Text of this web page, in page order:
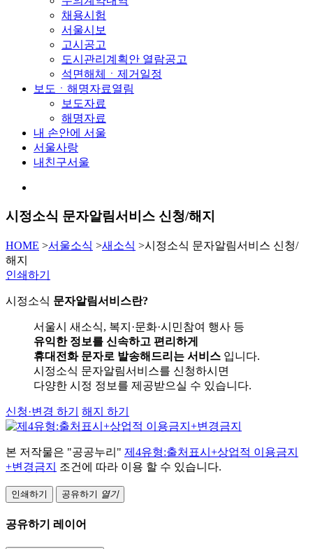
채용시험
서울시보
고시공고
도시관리계획안 열람공고
석면해체ㆍ제거일정
보도ㆍ해명자료열림
보도자료
해명자료
내 손안에 서울
서울사랑
내친구서울
시정소식 문자알림서비스 신청/해지
HOME >서울소식 >새소식 >시정소식 문자알림서비스 신청/
해지
인쇄하기
시정소식 문자알림서비스란?
서울시 새소식, 복지·문화·시민참여 행사 등
유익한 정보를 신속하고 편리하게
휴대전화 문자로 발송해드리는 서비스 입니다.
시정소식 문자알림서비스를 신청하시면
다양한 시정 정보를 제공받으실 수 있습니다.
신청·변경 하기 해지 하기
본 저작물은 "공공누리" 제4유형:출처표시+상업적 이용금지
+변경금지
조건에 따라 이용 할 수 있습니다.
인쇄하기 공유하기 열기
공유하기 레이어